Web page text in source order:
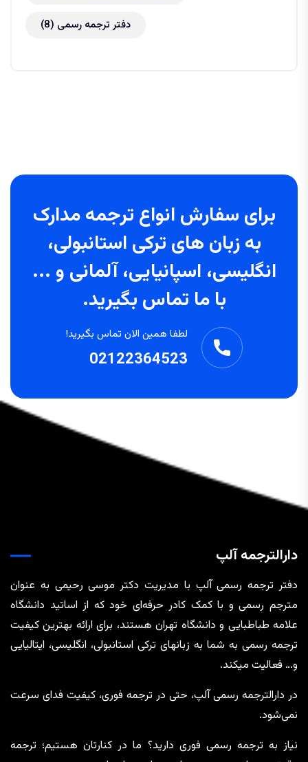
دفتر ترجمه رسمی (8)
برای سفارش انواع ترجمه مدارک
به زبان های ترکی استانبولی،
انگلیسی، اسپانیایی، آلمانی و ...
با ما تماس بگیرید.
لطفا همین الان تماس بگیرید!
02122364523
دارالترجمه آلپ
دفتر ترجمه رسمی آلپ با مدیریت دکتر موسی رحیمی به عنوان
مترجم رسمی و با کمک کادر حرفه‌ای خود که از اساتید دانشگاه
علامه طباطبایی و دانشگاه تهران هستند، برای ارائه بهترین کیفیت
ترجمه رسمی به شما به زبانهای ترکی استانبولی، انگلیسی، ایتالیایی
و… فعالیت میکند.
در دارالترجمه رسمی آلپ، حتی در ترجمه‌ فوری، کیفیت فدای سرعت
نمی‌شود.
نیاز به ترجمه رسمی فوری دارید؟ ما در کنارتان هستیم؛ ترجمه